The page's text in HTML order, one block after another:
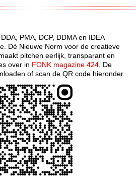
PMA, DCP, DDMA en IDEA
Dè Nieuwe Norm voor de creatieve
pitchen eerlijk, transparant en
over in FONK magazine 424 . De
of scan de QR code hieronder.